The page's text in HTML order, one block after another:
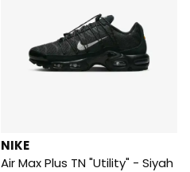
NIKE
Air Max Plus TN "Utility" - Siyah